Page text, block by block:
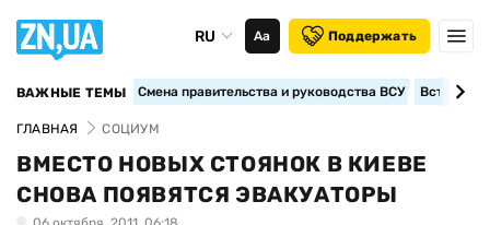
RU Аа Поддержать
ВАЖНЫЕ ТЕМЫ Смена правительства и руководства ВСУ
ГЛАВНАЯ СОЦИУМ
ВМЕСТО НОВЫХ СТОЯНОК В КИЕВЕ
СНОВА ПОЯВЯТСЯ ЭВАКУАТОРЫ